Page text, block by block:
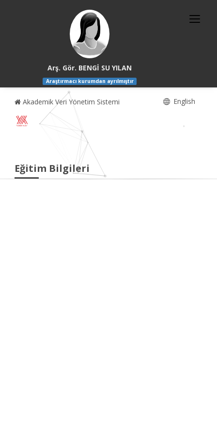
Arş. Gör. BENGİ SU YILAN
Araştırmacı kurumdan ayrılmıştır
Akademik Veri Yönetim Sistemi English
Eğitim Bilgileri